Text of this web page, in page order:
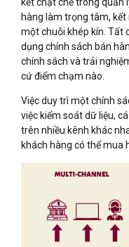
hàng làm trọng tâm,
một chuỗi khép kín. Tất
dụng chính sách bán
chính sách và trải
cứ điểm chạm nào.
Việc duy trì một chính
việc kiểm soát dữ liệu,
trên nhiều kênh khác
khách hàng có thể mua